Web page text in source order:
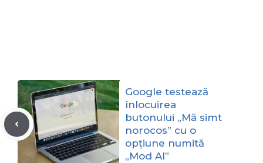
Google testează
înlocuirea
butonului „Mă simt
norocos” cu o
opțiune numită
„Mod AI”